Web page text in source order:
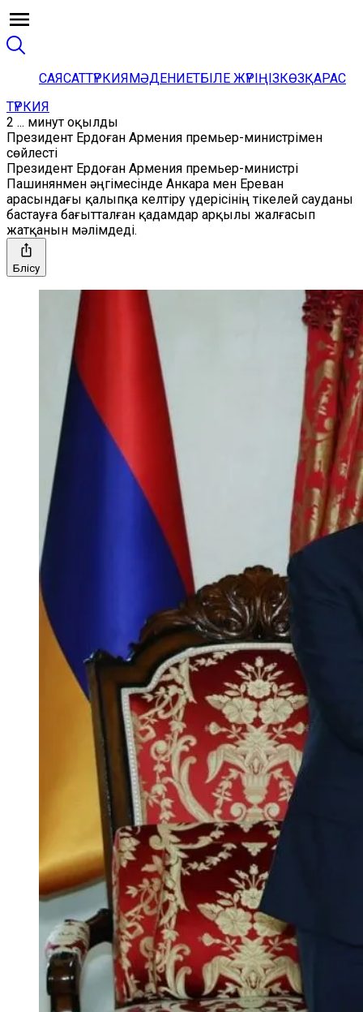
САЯСАТТҮРКИЯМӘДЕНИЕТБІЛЕ ЖҮРІҢІЗКӨЗҚАРАС
ТҮРКИЯ
2 ... минут оқылды
Президент Ердоған Армения премьер-министрімен
сөйлесті
Президент Ердоған Армения премьер-министрі
Пашинянмен әңгімесінде Анкара мен Ереван
арасындағы қалыпқа келтіру үдерісінің тікелей сауданы
бастауға бағытталған қадамдар арқылы жалғасып
жатқанын мәлімдеді.
Бөлісу